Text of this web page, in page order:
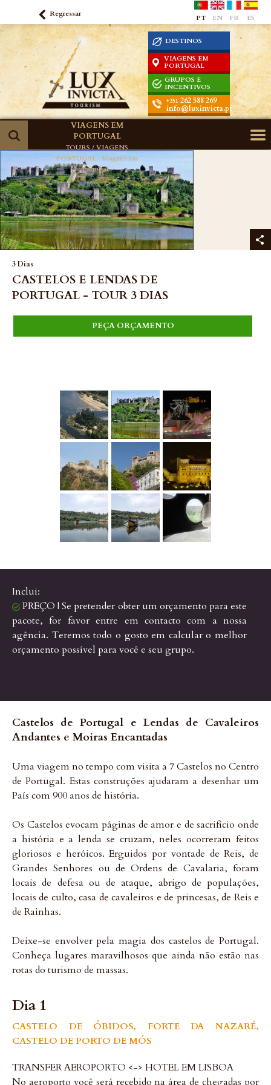
Regressar PT EN FR ES
DESTINOS
VIAGENS EM
PORTUGAL
GRUPOS E
INCENTIVOS
+351 262 588 269
info@luxinvicta.pt
VIAGENS EM
PORTUGAL
TOURS / VIAGENS
PORTUGAL . Viagens em
Portugal .
3 Dias
CASTELOS E LENDAS DE
PORTUGAL - TOUR 3 DIAS
PEÇA ORÇAMENTO
Inclui:
PREÇO | Se pretender obter um orçamento para este
pacote, for favor entre em contacto com a nossa
agência. Teremos todo o gosto em calcular o melhor
orçamento possível para você e seu grupo.
Castelos de Portugal e Lendas de Cavaleiros
Andantes e Moiras Encantadas
Uma viagem no tempo com visita a 7 Castelos no Centro
de Portugal. Estas construções ajudaram a desenhar um
País com 900 anos de história.
Os Castelos evocam páginas de amor e de sacrifício onde
a história e a lenda se cruzam, neles ocorreram feitos
gloriosos e heróicos. Erguidos por vontade de Reis, de
Grandes Senhores ou de Ordens de Cavalaria, foram
locais de defesa ou de ataque, abrigo de populações,
locais de culto, casa de cavaleiros e de princesas, de Reis e
de Rainhas.
Deixe-se envolver pela magia dos castelos de Portugal.
Conheça lugares maravilhosos que ainda não estão nas
rotas do turismo de massas.
Dia 1
CASTELO DE ÓBIDOS, FORTE DA NAZARÉ,
CASTELO DE PORTO DE MÓS
TRANSFER AEROPORTO <-> HOTEL EM LISBOA
No aeroporto você será recebido na área de chegadas por